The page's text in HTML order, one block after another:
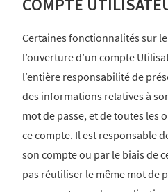
Certaines fonctionnalités sur
l’ouverture d’un compte
l’entière responsabilité de
des informations relatives à
mot de passe, et de toutes les
ce compte. Il est responsable
son compte ou par le biais de
pas réutiliser le même mot de